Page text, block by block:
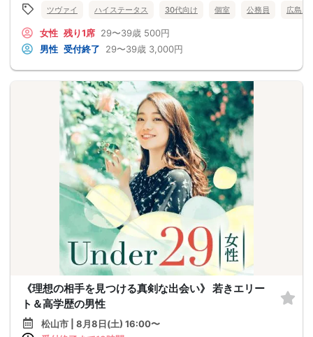
ツヴァイ ハイステータス 30代向け 個室 公務員 広島県
女性 残り1席 29〜39歳 500円
男性 受付終了 29〜39歳 3,000円
《理想の相手を見つける真剣な出会い》 若きエリー
ト＆高学歴の男性
松山市 | 8月8日(土) 16:00〜